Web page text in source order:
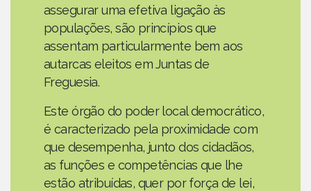
assegurar uma efetiva ligação às
populações, são princípios que
assentam particularmente bem aos
autarcas eleitos em Juntas de
Freguesia.
Este órgão do poder local democrático,
é caracterizado pela proximidade com
que desempenha, junto dos cidadãos,
as funções e competências que lhe
estão atribuídas, quer por força de lei,